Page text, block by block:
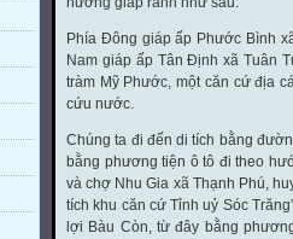
Phía Đông giáp ấp Phước Bình
Nam giáp ấp Tân Định xã Tuân
tràm Mỹ Phước, một căn cứ địa
cứu nước.
Chúng ta đi đến di tích bằng
bằng phương tiện ô tô đi theo
và chợ Nhu Gia xã Thạnh Phú,
tích khu căn cứ Tỉnh uỷ Sóc
lợi Bàu Còn, từ đây bằng